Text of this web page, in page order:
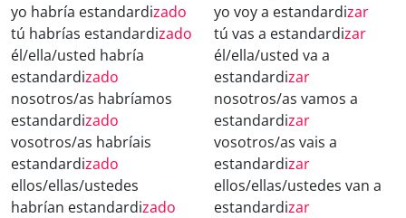
yo habría estandardizado
tú habrías estandardizado
él/ella/usted habría
estandardizado
nosotros/as habríamos
estandardizado
vosotros/as habríais
estandardizado
ellos/ellas/ustedes
habrían estandardizado
yo voy a estandardizar
tú vas a estandardizar
él/ella/usted va a
estandardizar
nosotros/as vamos a
estandardizar
vosotros/as vais a
estandardizar
ellos/ellas/ustedes van a
estandardizar